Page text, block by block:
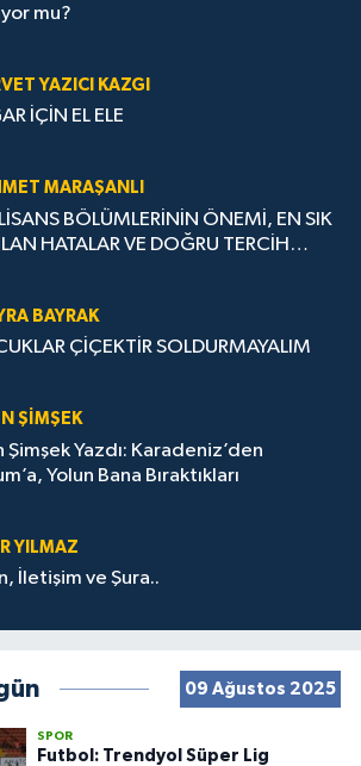
mu?
YAZICI KAZGI
İÇİN EL ELE
MARAŞANLI
BÖLÜMLERİNİN ÖNEMİ, EN SIK
HATALAR VE DOĞRU TERCİH
BAYRAK
ÇİÇEKTİR SOLDURMAYALIM
ŞIMŞEK
Şimşek Yazdı: Karadeniz’den
Yolun Bana Bıraktıkları
YILMAZ
İletişim ve Şura..
09 Ağustos 2025
SPOR
Futbol: Trendyol Süper Lig